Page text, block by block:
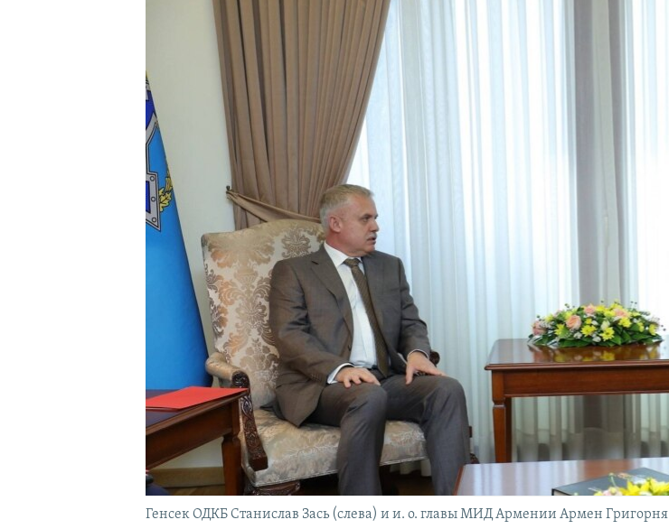
Генсек ОДКБ Станислав Зась (слева) и и. о. главы МИД Армении Армен Григорня